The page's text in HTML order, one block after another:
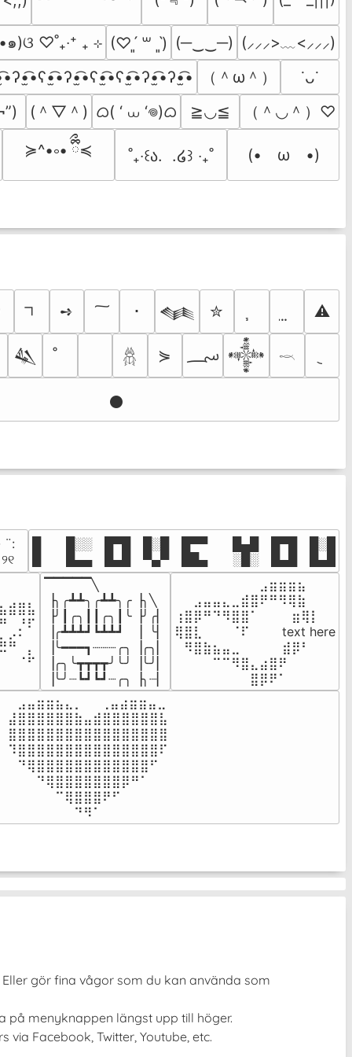
๑)ଓ ♡˚₊‧⁺ ₊ ⊹ (♡ˊ͈ ꒳ ˋ͈) (─‿‿─) (⸝⸝⸝>﹏<⸝⸝⸝)
（＾ω＾）
˙ᴗ˙
(＾▽＾) ᜊ( ‘ ⩊ ‘𖦹)ᜊ ≧◡≦ （＾◡＾）♡
≽^•༚• ྀིྀ≼ ˚₊‧꒰ა.  .໒꒱ ‧₊˚ (•　ω　•)
➺ ･ 𒈝 ✮ ⚠
𒈑 𓆣 ⋟ ؄ 𒀱 𓎖
𒊹
¨:⠀
█  █░░ █▀█ █░█ █▀▀  █▄█ █▀█ █░█
█  █▄▄ █▄█ ▀▄▀ ██▄  ░█░ █▄█ █▄█
▔▔▔▔▔╲
▕╮╭┻┻╮╭┻┻╮╭▕╮╲
▕╯┃╭╮┃┃╭╮┃╰▕╯╭▏
▕╭┻┻┻┛┗┻┻┛  ▕  ╰▏
▕╰━━━┓┈┈┈╭╮▕╭╮▏
▕╭╮╰┳┳┳┳╯╰╯▕╰╯▏
▕╰╯┈┗┛┗┛┈╭╮▕╮┈▏
⠀⠀⠀⠀⠀⠀⠀⠀⠀⣠⣶⣶⣶⣦⠀⠀
⠀⠀⣠⣤⣤⣄⣀⣾⣿⠟⠛⠻⢿⣷⠀
⢰⣿⡿⠛⠙⠻⣿⣿⠁⠀⠀ ⠀⣶⢿⡇
⢿⣿⣇⠀⠀⠀⠈⠏⠀⠀⠀ text here
⠀⠻⣿⣷⣦⣤⣀⠀⠀⠀ ⠀⣾⡿⠃⠀
⠀⠀⠀⠀⠉⠉⠻⣿⣄⣴⣿⠟⠀⠀⠀
⠀⠀⠀⠀⠀⠀⠀⠀⣿⡿⠟⠁⠀⠀⠀
⠀⣠⣤⣶⣶⣦⣄⡀  ⠀⢀⣤⣴⣶⣶⣤⣀⠀
⣼⣿⣿⣿⣿⣿⣿⣷⣤⣾⣿⣿⣿⣿⣿⣿⣧
⣿⣿⣿⣿⣿⣿⣿⣿⣿⣿⣿⣿⣿⣿⣿⣿⣿
⠹⣿⣿⣿⣿⣿⣿⣿⣿⣿⣿⣿⣿⣿⣿⣿⠏
⠀⠙⢿⣿⣿⣿⣿⣿⣿⣿⣿⣿⣿⣿⣿⠋⠀
⠀⠀⠀⠙⢿⣿⣿⣿⣿⣿⣿⣿⡿⠛⠁⠀⠀
⠀⠀⠀⠀⠀⠉⢿⣿⣿⣿⠟⠋⠀⠀⠀⠀⠀
⠀⠀⠀⠀⠀⠀⠀⠙⠻⠁⠀⠀⠀⠀⠀⠀⠀⠀⠀⠀⠀⠀⠀
gör fina vågor som du kan använda som
på menyknappen längst upp till höger.
Facebook, Twitter, Youtube, etc.